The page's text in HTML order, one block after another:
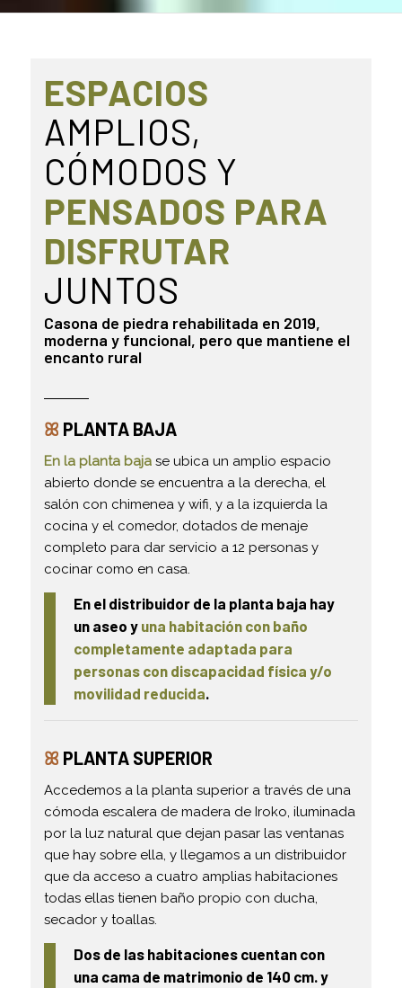
ESPACIOS
AMPLIOS,
CÓMODOS Y
PENSADOS PARA
DISFRUTAR
JUNTOS
Casona de piedra rehabilitada en 2019,
moderna y funcional, pero que mantiene el
encanto rural
ꕤ PLANTA BAJA
En la planta bajase ubica un amplio espacio
abierto donde se encuentra a la derecha, el
salón con chimenea y wifi, y a la izquierda la
cocina y el comedor, dotados de menaje
completo para dar servicio a 12 personas y
cocinar como en casa.
En el distribuidor de la planta baja hay
un aseo y una habitación con baño
completamente adaptada para
personas con discapacidad física y/o
movilidad reducida.
ꕤ PLANTA SUPERIOR
Accedemos a la planta superior a través de una
cómoda escalera de madera de Iroko, iluminada
por la luz natural que dejan pasar las ventanas
que hay sobre ella, y llegamos a un distribuidor
que da acceso a cuatro amplias habitaciones
todas ellas tienen baño propio con ducha,
secador y toallas.
Dos de las habitaciones cuentan con
una cama de matrimonio de 140 cm. y